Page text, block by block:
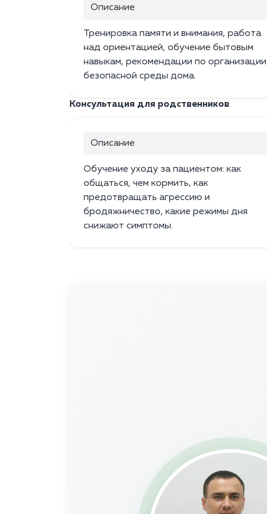
Описание
Тренировка памяти и внимания, работа
над ориентацией, обучение бытовым
навыкам, рекомендации по организации
безопасной среды дома.
Консультация для родственников
Описание
Обучение уходу за пациентом: как
общаться, чем кормить, как
предотвращать агрессию и
бродяжничество, какие режимы дня
снижают симптомы.